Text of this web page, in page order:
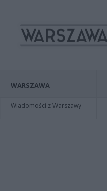
WARSZAWA
Wiadomości z Warszawy